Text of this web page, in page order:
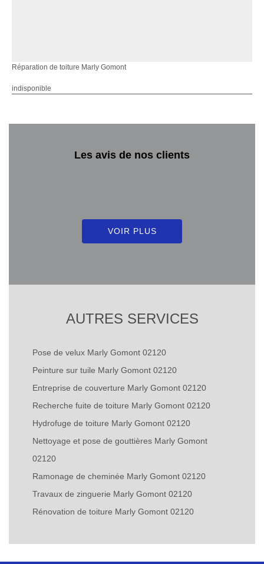
Réparation de toiture Marly Gomont
indisponible
Les avis de nos clients
VOIR PLUS
AUTRES SERVICES
Pose de velux Marly Gomont 02120
Peinture sur tuile Marly Gomont 02120
Entreprise de couverture Marly Gomont 02120
Recherche fuite de toiture Marly Gomont 02120
Hydrofuge de toiture Marly Gomont 02120
Nettoyage et pose de gouttières Marly Gomont
02120
Ramonage de cheminée Marly Gomont 02120
Travaux de zinguerie Marly Gomont 02120
Rénovation de toiture Marly Gomont 02120